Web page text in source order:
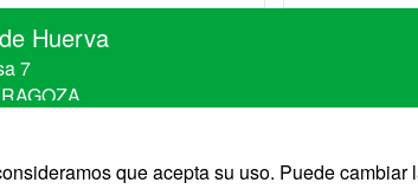
Sociales
Huerva
7
que acepta su uso. Puede cambiar